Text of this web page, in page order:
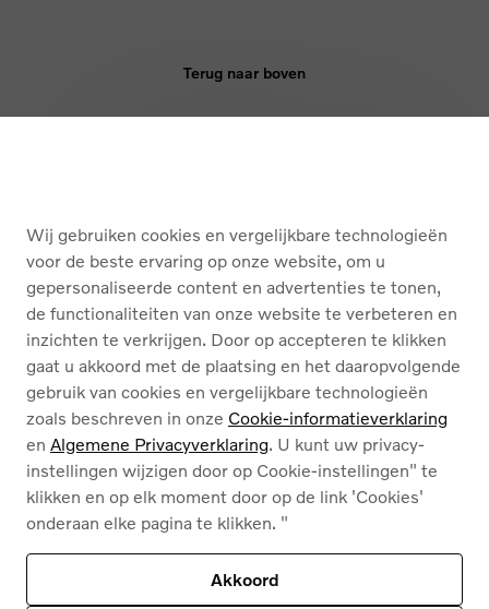
Terug naar boven
OVER ONS
FrenchNederlands
Cookies
Privacybeleid
Juridische info
Deze site wordt beschermd door reCAPTCHA enhet privacybeleid van Google
Wij gebruiken cookies en vergelijkbare technologieën
voor de beste ervaring op onze website, om u
gepersonaliseerde content en advertenties te tonen,
de functionaliteiten van onze website te verbeteren en
inzichten te verkrijgen. Door op accepteren te klikken
gaat u akkoord met de plaatsing en het daaropvolgende
gebruik van cookies en vergelijkbare technologieën
zoals beschreven in onze Cookie-informatieverklaring
en Algemene Privacyverklaring. U kunt uw privacy-
instellingen wijzigen door op Cookie-instellingen" te
klikken en op elk moment door op de link 'Cookies'
onderaan elke pagina te klikken. "
Akkoord